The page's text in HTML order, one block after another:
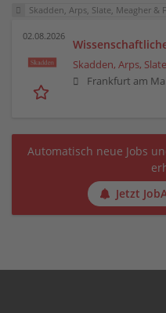
Skadden, Arps, Slate, Meagher &
02.08.2026
Skadden, Arps,
Frankfurt am
Automatisch neue Jobs
Jetzt